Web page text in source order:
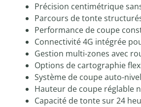
Précision centimétrique
Parcours de tonte
Performance de coupe
Connectivité 4G intégrée
Gestion multi-zones avec
Options de cartographie
Système de coupe auto-
Hauteur de coupe réglable
Capacité de tonte sur 24